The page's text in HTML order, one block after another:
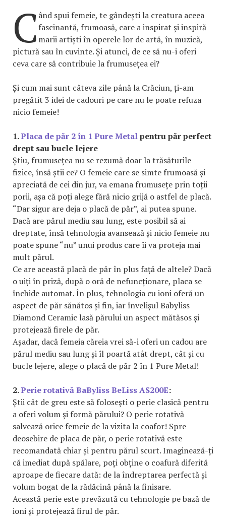
C ând spui femeie, te gândești la creatura aceea
fascinantă, frumoasă, care a inspirat și inspiră
marii artiști în operele lor de artă, în muzică,
pictură sau în cuvinte. Și atunci, de ce să nu-i oferi
ceva care să contribuie la frumusețea ei?
Și cum mai sunt câteva zile până la Crăciun, ți-am
pregătit 3 idei de cadouri pe care nu le poate refuza
nicio femeie!
1.Placa de păr 2 în 1 Pure Metalpentru păr perfect
drept sau bucle lejere
Știu, frumusețea nu se rezumă doar la trăsăturile
fizice, însă știi ce? O femeie care se simte frumoasă și
apreciată de cei din jur, va emana frumusețe prin toții
porii, așa că poți alege fără nicio grijă o astfel de placă.
“Dar sigur are deja o placă de păr”, ai putea spune.
Dacă are părul mediu sau lung, este posibil să ai
dreptate, însă tehnologia avansează și nicio femeie nu
poate spune “nu” unui produs care îi va proteja mai
mult părul.
Ce are această placă de păr în plus față de altele? Dacă
o uiți în priză, după o oră de nefuncționare, placa se
închide automat. În plus, tehnologia cu ioni oferă un
aspect de păr sănătos și fin, iar învelișul Babyliss
Diamond Ceramic lasă părului un aspect mătăsos și
protejează firele de păr.
Așadar, dacă femeia căreia vrei să-i oferi un cadou are
părul mediu sau lung și îl poartă atât drept, cât și cu
bucle lejere, alege o placă de păr 2 în 1 Pure Metal!
2.Perie rotativă BaByliss BeLiss AS200E:
Știi cât de greu este să folosești o perie clasică pentru
a oferi volum și formă părului? O perie rotativă
salvează orice femeie de la vizita la coafor! Spre
deosebire de placa de păr, o perie rotativă este
recomandată chiar și pentru părul scurt. Imaginează-ți
că imediat după spălare, poți obține o coafură diferită
aproape de fiecare dată: de la îndreptarea perfectă și
volum bogat de la rădăcină până la finisare.
Această perie este prevăzută cu tehnologie pe bază de
ioni și protejează firul de păr.